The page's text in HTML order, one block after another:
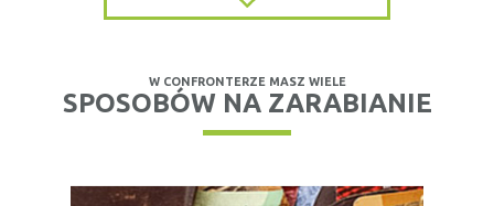
W CONFRONTERZE MASZ WIELE
SPOSOBÓW NA ZARABIANIE